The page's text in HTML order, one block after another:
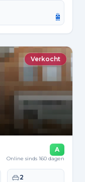
Verkocht
A
Online sinds 160 dagen
Slaapkamers
2